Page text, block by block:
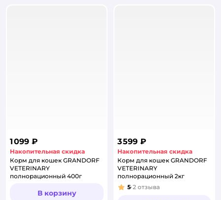
1 099 ₽
Накопительная скидка
Корм для кошек GRANDORF
VETERINARY
полнорационный 400г
В корзину
3 599 ₽
Накопительная скидка
Корм для кошек GRANDORF
VETERINARY
полнорационный 2кг
Рейтинг:
5 2 отзыва